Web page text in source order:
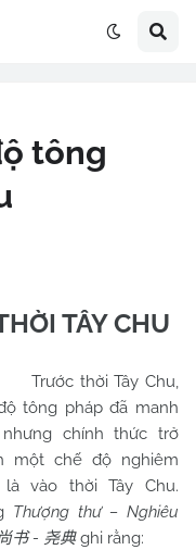
tông
TÂYCHU
Trước thời Tây Chu,
tông pháp đã manh
nhưng chính thức trở
một chế độ nghiêm
là vào thời Tây Chu.
Thượng thư – Nghiêu
书- 尧典ghi rằng: